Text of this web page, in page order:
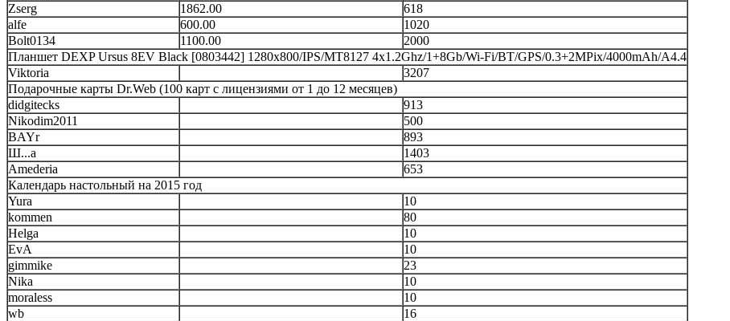
Zserg
1862.00
618
alfe
600.00
1020
Bolt0134
1100.00
2000
Планшет DEXP Ursus 8EV Black [0803442] 1280x800/IPS/MT8127 4x1.2Ghz/1+8Gb/Wi-Fi/BT/GPS/0.3+2MPix/4000mAh/A4.4
Viktoria
3207
Подарочные карты Dr.Web (100 карт с лицензиями от 1 до 12 месяцев)
didgitecks
913
Nikodim2011
500
BAYr
893
Ш...а
1403
Amederia
653
Календарь настольный на 2015 год
Yura
10
kommen
80
Helga
10
EvA
10
gimmike
23
Nika
10
moraless
10
wb
16